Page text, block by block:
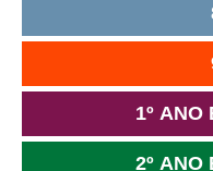
1º ANO
2º ANO